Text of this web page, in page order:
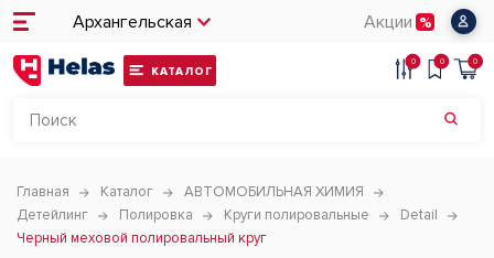
Архангельская Акции
КАТАЛОГ
0 0 0
Главная Каталог
АВТОМОБИЛЬНАЯ ХИМИЯ
Детейлинг
Полировка Круги полировальные
Detail
Черный меховой полировальный круг